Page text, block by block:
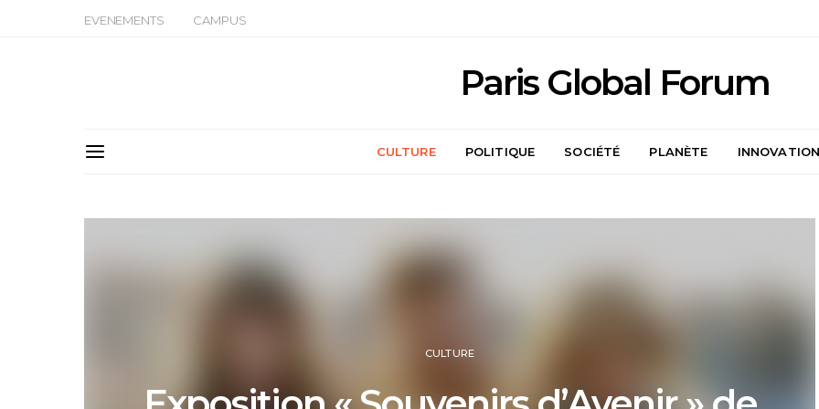
EVENEMENTS CAMPUS
Paris Global Forum
CULTURE POLITIQUE SOCIÉTÉ PLANÈTE
CULTURE